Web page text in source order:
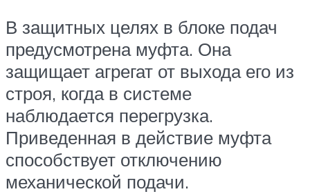
В защитных целях в блоке подач
предусмотрена муфта. Она
защищает агрегат от выхода его из
строя, когда в системе
наблюдается перегрузка.
Приведенная в действие муфта
способствует отключению
механической подачи.